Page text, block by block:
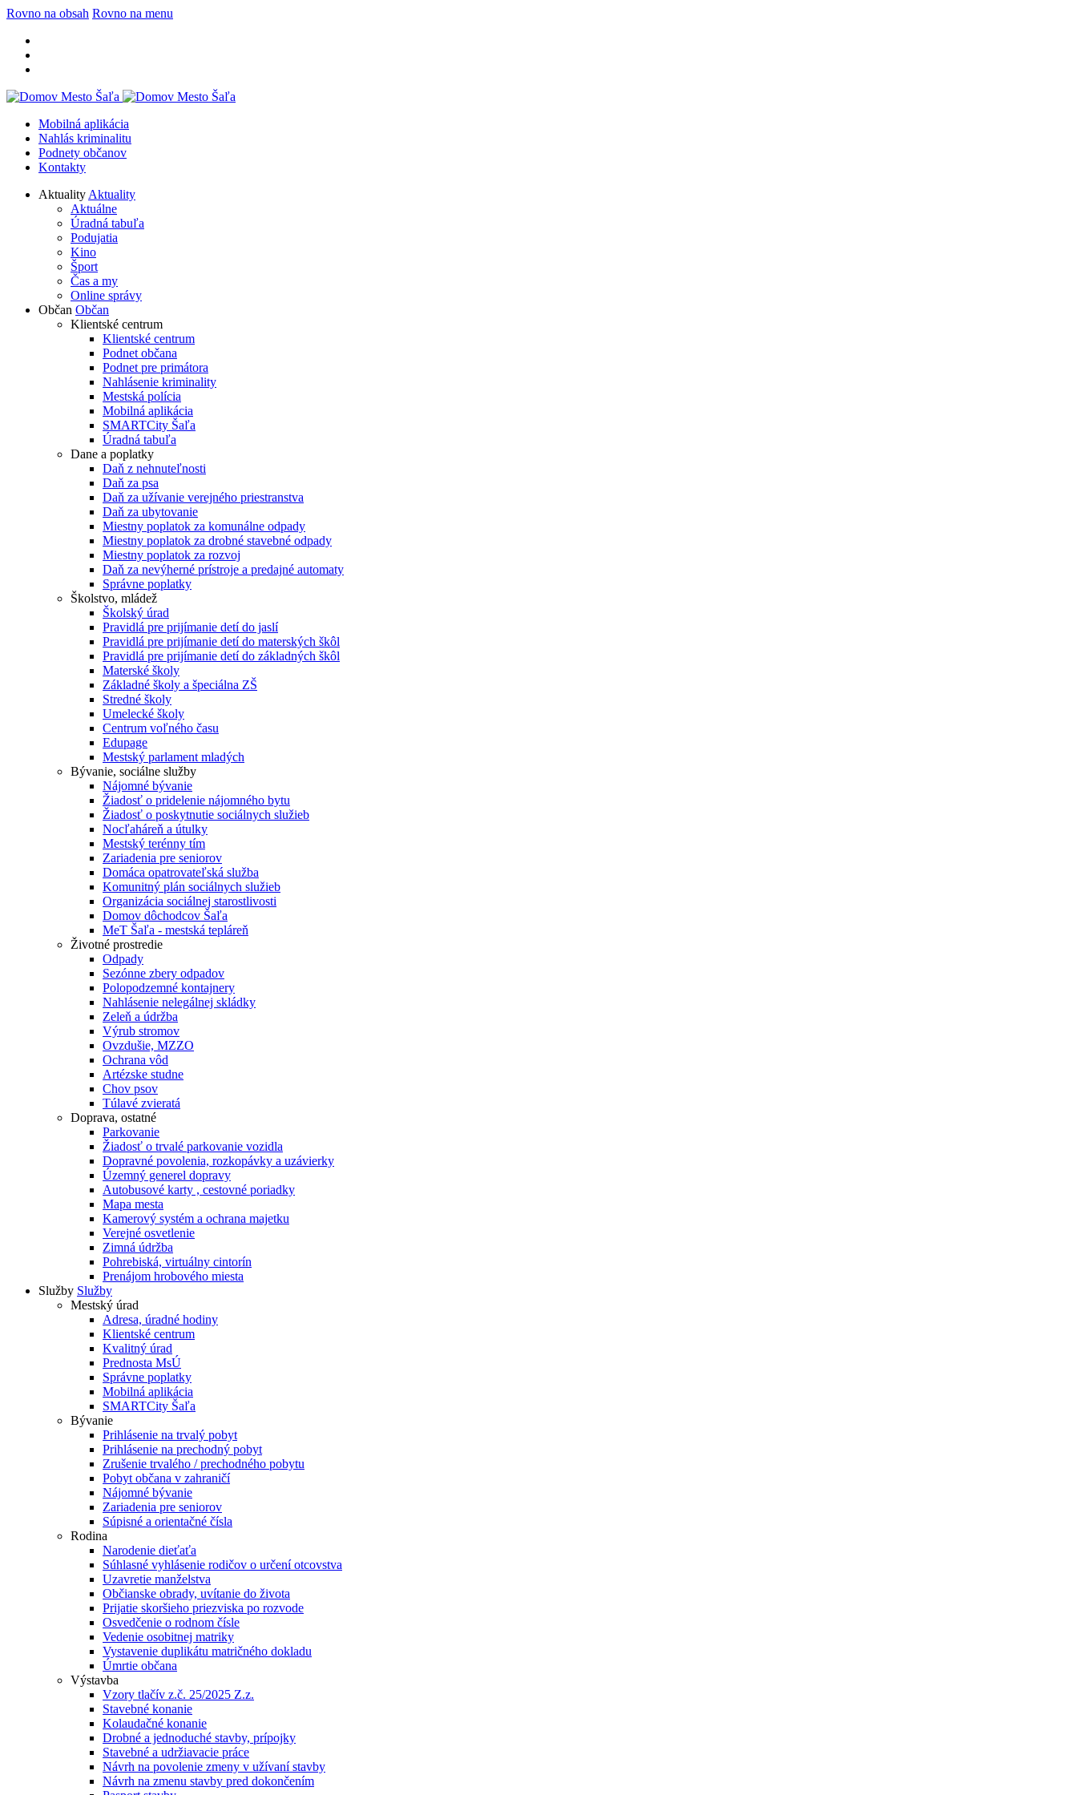
Rovno na obsah Rovno na menu
Mobilná aplikácia
Nahlás kriminalitu
Podnety občanov
Kontakty
Aktuality Aktuality
Aktuálne
Úradná tabuľa
Podujatia
Kino
Šport
Čas a my
Online správy
Občan Občan
Klientské centrum
Klientské centrum
Podnet občana
Podnet pre primátora
Nahlásenie kriminality
Mestská polícia
Mobilná aplikácia
SMARTCity Šaľa
Úradná tabuľa
Dane a poplatky
Daň z nehnuteľnosti
Daň za psa
Daň za užívanie verejného priestranstva
Daň za ubytovanie
Miestny poplatok za komunálne odpady
Miestny poplatok za drobné stavebné odpady
Miestny poplatok za rozvoj
Daň za nevýherné prístroje a predajné automaty
Správne poplatky
Školstvo, mládež
Školský úrad
Pravidlá pre prijímanie detí do jaslí
Pravidlá pre prijímanie detí do materských škôl
Pravidlá pre prijímanie detí do základných škôl
Materské školy
Základné školy a špeciálna ZŠ
Stredné školy
Umelecké školy
Centrum voľného času
Edupage
Mestský parlament mladých
Bývanie, sociálne služby
Nájomné bývanie
Žiadosť o pridelenie nájomného bytu
Žiadosť o poskytnutie sociálnych služieb
Nocľaháreň a útulky
Mestský terénny tím
Zariadenia pre seniorov
Domáca opatrovateľská služba
Komunitný plán sociálnych služieb
Organizácia sociálnej starostlivosti
Domov dôchodcov Šaľa
MeT Šaľa - mestská tepláreň
Životné prostredie
Odpady
Sezónne zbery odpadov
Polopodzemné kontajnery
Nahlásenie nelegálnej skládky
Zeleň a údržba
Výrub stromov
Ovzdušie, MZZO
Ochrana vôd
Artézske studne
Chov psov
Túlavé zvieratá
Doprava, ostatné
Parkovanie
Žiadosť o trvalé parkovanie vozidla
Dopravné povolenia, rozkopávky a uzávierky
Územný generel dopravy
Autobusové karty , cestovné poriadky
Mapa mesta
Kamerový systém a ochrana majetku
Verejné osvetlenie
Zimná údržba
Pohrebiská, virtuálny cintorín
Prenájom hrobového miesta
Služby Služby
Mestský úrad
Adresa, úradné hodiny
Klientské centrum
Kvalitný úrad
Prednosta MsÚ
Správne poplatky
Mobilná aplikácia
SMARTCity Šaľa
Bývanie
Prihlásenie na trvalý pobyt
Prihlásenie na prechodný pobyt
Zrušenie trvalého / prechodného pobytu
Pobyt občana v zahraničí
Nájomné bývanie
Zariadenia pre seniorov
Súpisné a orientačné čísla
Rodina
Narodenie dieťaťa
Súhlasné vyhlásenie rodičov o určení otcovstva
Uzavretie manželstva
Občianske obrady, uvítanie do života
Prijatie skoršieho priezviska po rozvode
Osvedčenie o rodnom čísle
Vedenie osobitnej matriky
Vystavenie duplikátu matričného dokladu
Úmrtie občana
Výstavba
Vzory tlačív z.č. 25/2025 Z.z.
Stavebné konanie
Kolaudačné konanie
Drobné a jednoduché stavby, prípojky
Stavebné a udržiavacie práce
Návrh na povolenie zmeny v užívaní stavby
Návrh na zmenu stavby pred dokončením